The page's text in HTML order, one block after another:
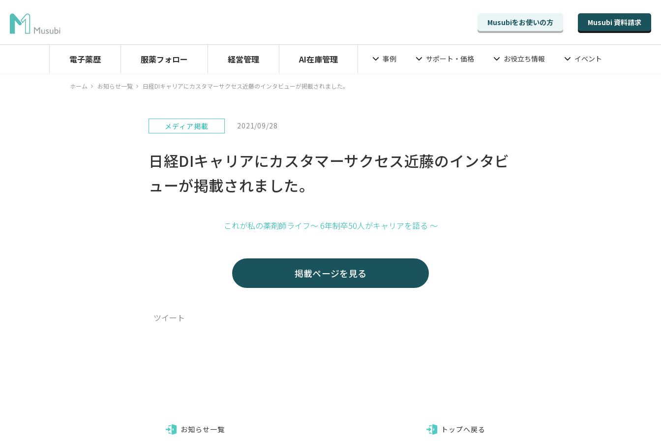
Musubiをお使いの方 Musubi 資料請求
電子薬歴 服薬フォロー 経営管理 AI在庫管理 事例 サポート・価格 お役立ち情報 イベント
ホーム お知らせ一覧 日経DIキャリアにカスタマーサクセス近藤のインタビューが掲載されました。
メディア掲載 2021/09/28
日経DIキャリアにカスタマーサクセス近藤のインタビ
ューが掲載されました。
これが私の薬剤師ライフ～ 6年制卒50人がキャリアを語る ～
掲載ページを見る
ツイート
お知らせ一覧 トップへ戻る